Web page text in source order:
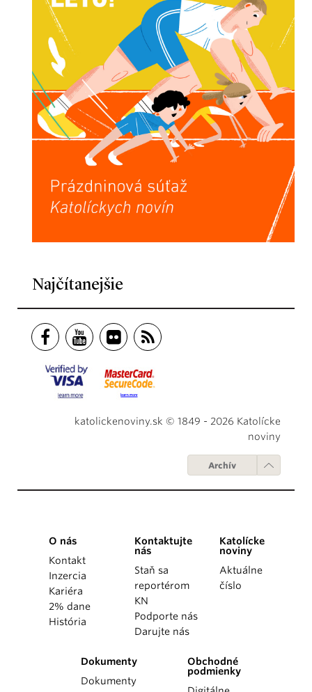
Najčítanejšie
katolickenoviny.sk © 1849 - 2026 Katolícke
noviny
Archív
O nás
Kontakt
Inzercia
Kariéra
2% dane
História
Kontaktujte
nás
Staň sa
reportérom
KN
Podporte nás
Darujte nás
Katolícke
noviny
Aktuálne
číslo
Dokumenty
Dokumenty
Obchodné
podmienky